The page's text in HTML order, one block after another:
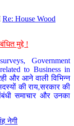
Re: House Wood
मुद्दे !
Government
to Business in
और आने वाली विभिन्न
की राय,सरकार की
समाचार और उनका
नेगी